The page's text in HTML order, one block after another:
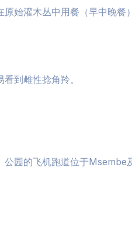
始灌木丛中用餐（早中晚餐）
到雌性捻角羚。
公园的飞机跑道位于